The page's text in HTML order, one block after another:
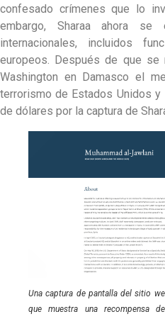
confesado crímenes que lo
embargo, Sharaa ahora
internacionales, incluidos
europeos. Después de que se
Washington en Damasco el
terrorismo de Estados Unidos
de dólares por la captura de
Una captura de pantalla del sitio
que muestra una recompensa